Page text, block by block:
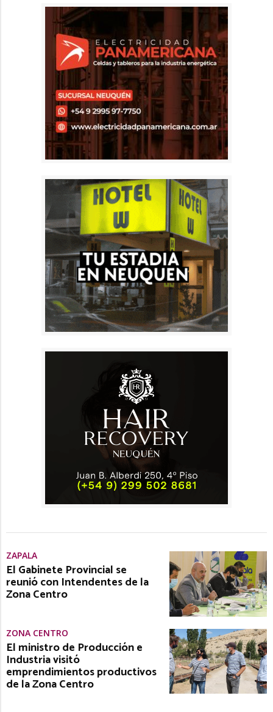
ZAPALA
El Gabinete Provincial se
reunió con Intendentes de la
Zona Centro
ZONA CENTRO
El ministro de Producción e
Industria visitó
emprendimientos productivos
de la Zona Centro